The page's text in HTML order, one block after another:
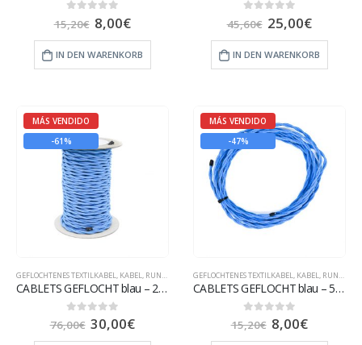
out of 5
15,20€ 8,00€
IN DEN WARENKORB
out of 5
45,60€ 25,00€
IN DEN WARENKORB
MÁS VENDIDO
-61%
GEFLOCHTENES TEXTILKABEL, KABEL, RUNDES TEXTILKABEL
CABLETS GEFLOCHT blau – 25 m
out of 5
76,00€ 30,00€
MÁS VENDIDO
-47%
GEFLOCHTENES TEXTILKABEL, KABEL, RUNDES TEXTILKABEL
CABLETS GEFLOCHT blau – 5 m
out of 5
15,20€ 8,00€